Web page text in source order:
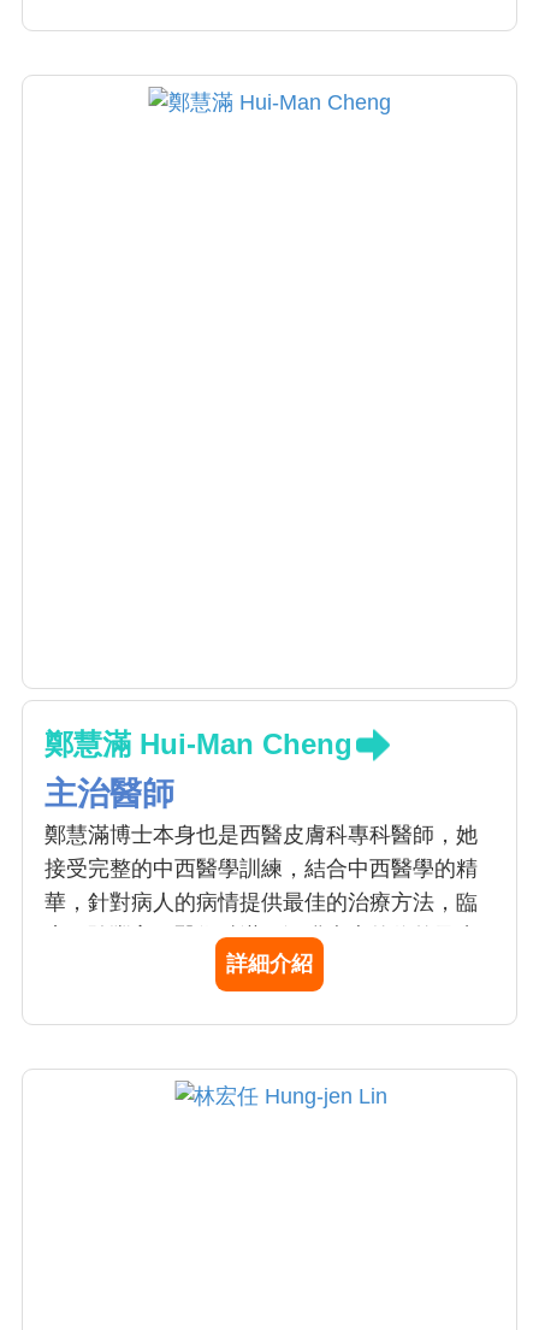
壞了陰陽和諧，人就會生病，小至感冒，大至
癌症，道理都如此。中醫就是要幫助人回到陰
鄭慧滿 Hui-Man Cheng
主治醫師
鄭慧滿博士本身也是西醫皮膚科專科醫師，她
接受完整的中西醫學訓練，結合中西醫學的精
華，針對病人的病情提供最佳的治療方法，臨
床經驗豐富，醫術精湛，深獲病患的信賴及肯
定。擅長以中西醫結合的方式治療各種皮膚疾
詳細介紹